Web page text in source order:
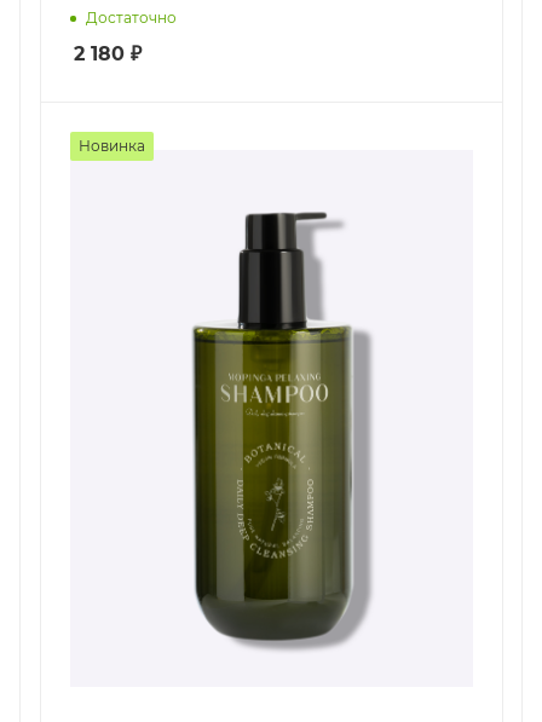
Достаточно
2 180 ₽
Новинка